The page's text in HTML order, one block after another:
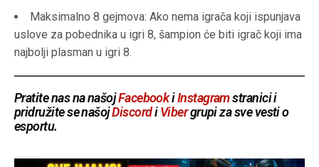
Maksimalno 8 gejmova: Ako nema igrača koji ispunjava
uslove za pobednika u igri 8, šampion će biti igrač koji ima
najbolji plasman u igri 8.
Pratite nas na našojFacebookiInstagramstranici i
pridružite se našojDiscordiVibergrupi za sve vesti o
esportu.